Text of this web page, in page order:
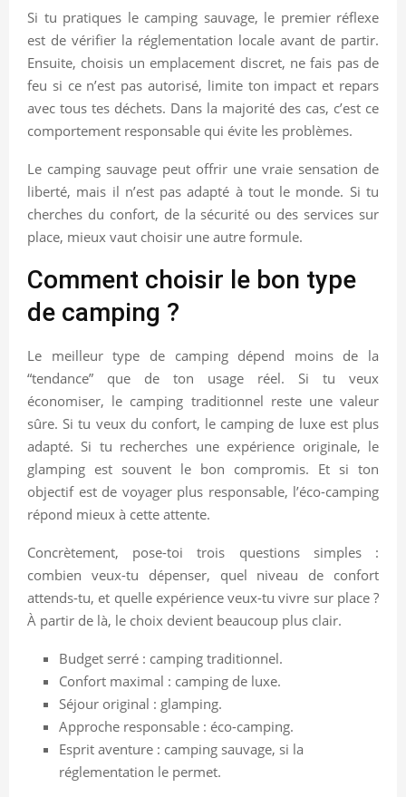
Si tu pratiques le camping sauvage, le premier réflexe
est de vérifier la réglementation locale avant de partir.
Ensuite, choisis un emplacement discret, ne fais pas de
feu si ce n’est pas autorisé, limite ton impact et repars
avec tous tes déchets. Dans la majorité des cas, c’est ce
comportement responsable qui évite les problèmes.
Le camping sauvage peut offrir une vraie sensation de
liberté, mais il n’est pas adapté à tout le monde. Si tu
cherches du confort, de la sécurité ou des services sur
place, mieux vaut choisir une autre formule.
Comment choisir le bon type
de camping ?
Le meilleur type de camping dépend moins de la
“tendance” que de ton usage réel. Si tu veux
économiser, le camping traditionnel reste une valeur
sûre. Si tu veux du confort, le camping de luxe est plus
adapté. Si tu recherches une expérience originale, le
glamping est souvent le bon compromis. Et si ton
objectif est de voyager plus responsable, l’éco-camping
répond mieux à cette attente.
Concrètement, pose-toi trois questions simples :
combien veux-tu dépenser, quel niveau de confort
attends-tu, et quelle expérience veux-tu vivre sur place ?
À partir de là, le choix devient beaucoup plus clair.
Budget serré : camping traditionnel.
Confort maximal : camping de luxe.
Séjour original : glamping.
Approche responsable : éco-camping.
Esprit aventure : camping sauvage, si la
réglementation le permet.